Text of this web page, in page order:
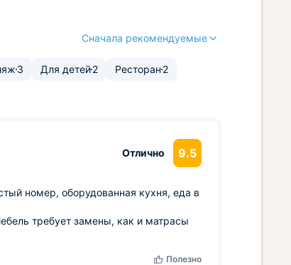
Сначала рекомендуемые
3 Для детей2 Ресторан 2
Отлично 9.5
номер, оборудованная кухня, еда в
требует замены, как и матрасы
Полезно